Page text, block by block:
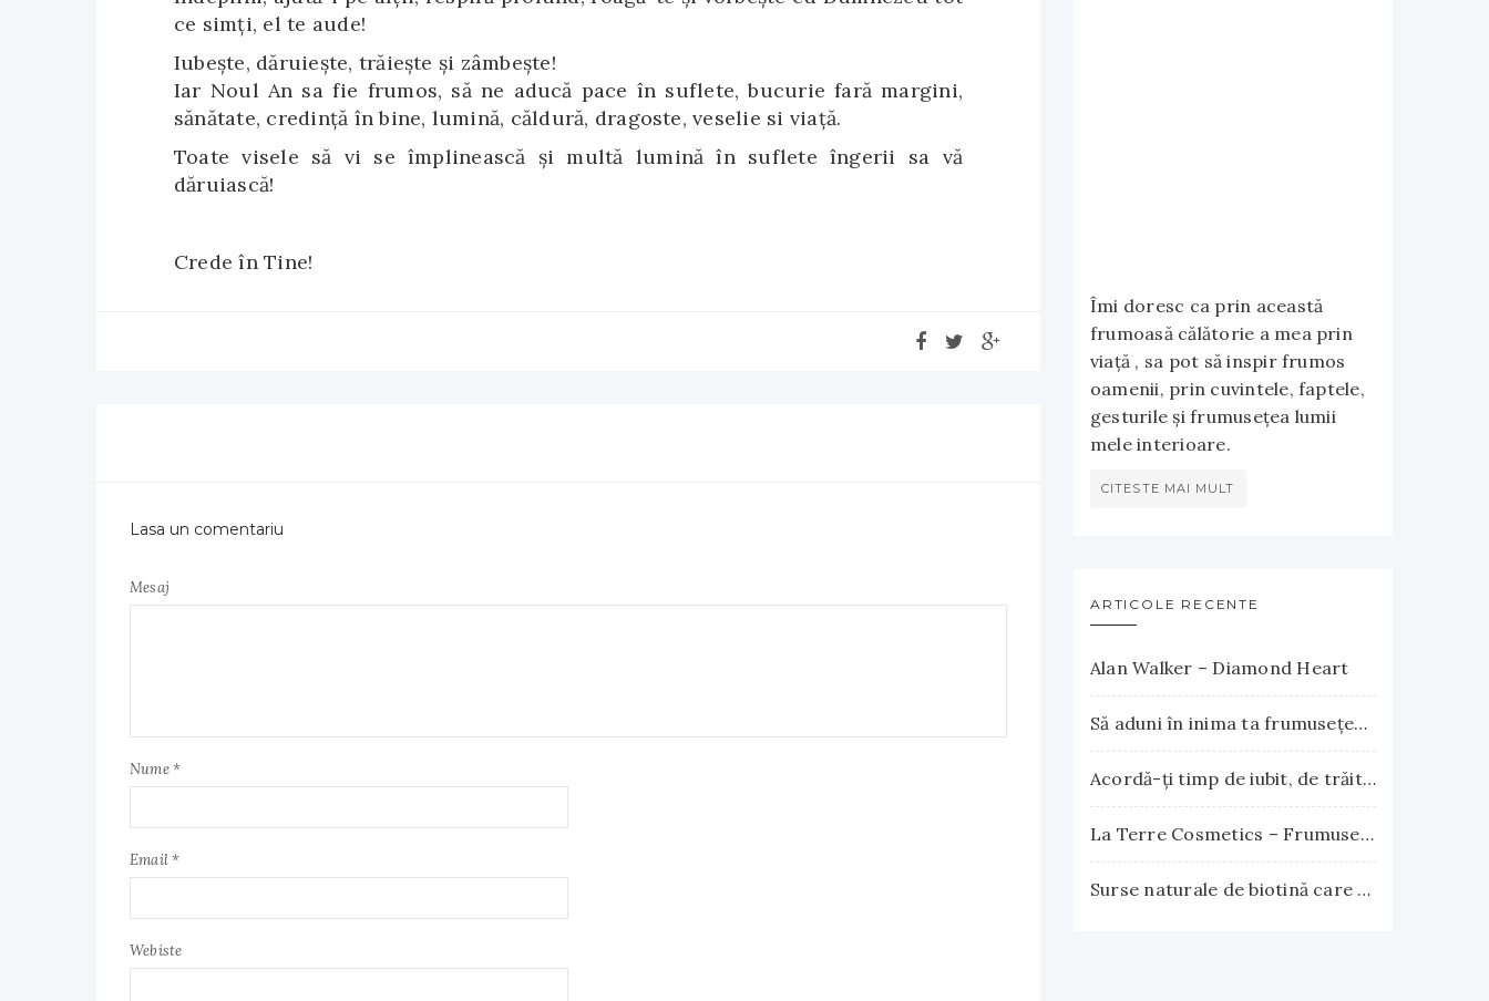
ce simți, el te aude!
Iubește, dăruiește, trăiește și zâmbeşte!
Iar Noul An sa fie frumos, să ne aducă pace în suflete, bucurie fară margini,
sănătate, credinţă în bine, lumină, căldură, dragoste, veselie si viaţă.
Toate visele să vi se împlinească și multă lumină în suflete îngerii sa vă
dăruiască!
Crede în Tine!
Lasa un comentariu
Mesaj
Nume *
Email *
Webiste
Îmi doresc ca prin această
frumoasă călătorie a mea prin
viață , sa pot să inspir frumos
oamenii, prin cuvintele, faptele,
gesturile și frumusețea lumii
mele interioare.
CITESTE MAI MULT
ARTICOLE RECENTE
Alan Walker – Diamond Heart
Să aduni în inima ta frumuseţea apusului şi explozia nesfârşită a răsăritului
Acordă-ţi timp de iubit, de trăit, de gândit, de iertat
La Terre Cosmetics – Frumuseţea autentică, inspirată din natură
Surse naturale de biotină care încurajează creşterea părului. Vitamina B7 susţine sănătatea părului, pielii şi unghiilor